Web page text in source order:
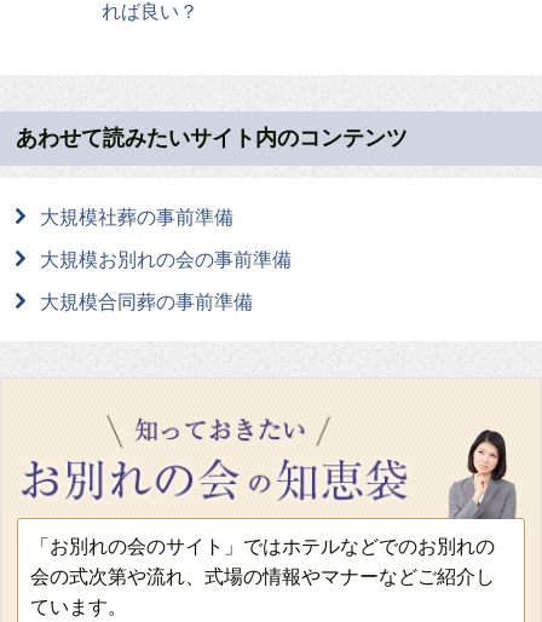
れば良い？
あわせて読みたいサイト内のコンテンツ
大規模社葬の事前準備
大規模お別れの会の事前準備
大規模合同葬の事前準備
「お別れの会のサイト」ではホテルなどでのお別れの
会の式次第や流れ、式場の情報やマナーなどご紹介し
ています。